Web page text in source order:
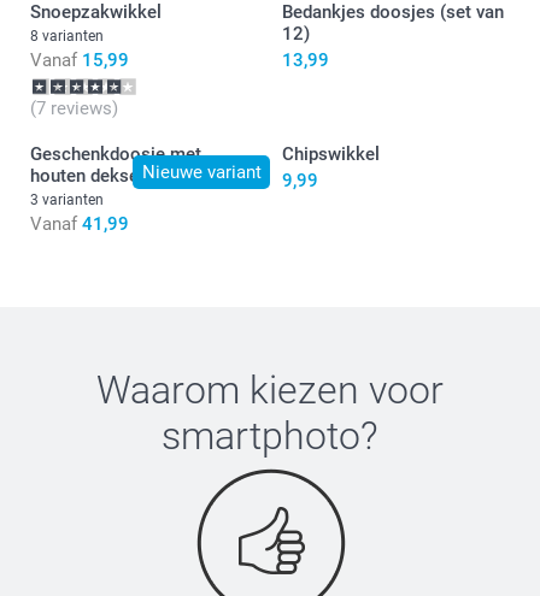
hier
Snoepzakwikkel
8 varianten
Vanaf 15,99
(7 reviews)
Bedankjes doosjes (set van
12)
13,99
Nieuwe variant
Geschenkdoosje met
houten deksel
3 varianten
Vanaf 41,99
Chipswikkel
9,99
Waarom kiezen voor
smartphoto?